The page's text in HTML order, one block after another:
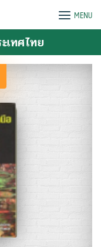
MENU
เทศไทย